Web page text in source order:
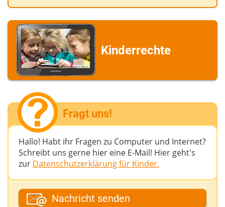
Kinderrechte
Fragt uns!
Hallo! Habt ihr Fragen zu Computer und Internet?
Schreibt uns gerne hier eine E-Mail! Hier geht's
zur Datenschutzerklärung für Kinder.
Dein Fantasiename
Nachricht senden